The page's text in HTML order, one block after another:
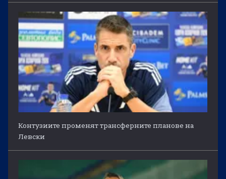
Контузиите променят трансферните планове на
Левски